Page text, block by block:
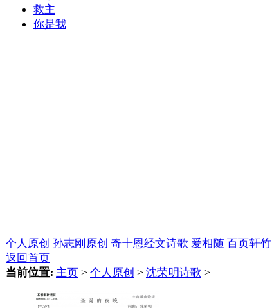
救主
你是我
个人原创 孙志刚原创 奇十恩经文诗歌 爱相随 百页轩竹
返回首页
当前位置: 主页 > 个人原创 > 沈荣明诗歌 >